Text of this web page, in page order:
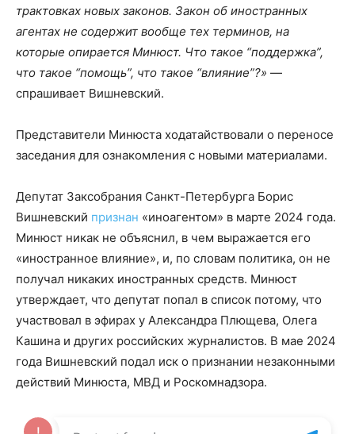
трактовках новых законов. Закон об иностранных
агентах не содержит вообще тех терминов, на
которые опирается Минюст. Что такое “поддержка”,
что такое “помощь”, что такое “влияние”?» —
спрашивает Вишневский.
Представители Минюста ходатайствовали о переносе
заседания для ознакомления с новыми материалами.
Депутат Заксобрания Санкт-Петербурга Борис
Вишневский признан «иноагентом» в марте 2024 года.
Минюст никак не объяснил, в чем выражается его
«иностранное влияние», и, по словам политика, он не
получал никаких иностранных средств. Минюст
утверждает, что депутат попал в список потому, что
участвовал в эфирах у Александра Плющева, Олега
Кашина и других российских журналистов. В мае 2024
года Вишневский подал иск о признании незаконными
действий Минюста, МВД и Роскомнадзора.